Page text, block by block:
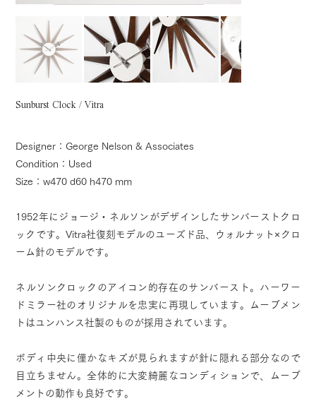
Sunburst Clock / Vitra
Designer：George Nelson & Associates
Condition：Used
Size：w470 d60 h470 mm
1952年にジョージ・ネルソンがデザインしたサンバーストクロ
ックです。Vitra社復刻モデルのユーズド品、ウォルナット×クロ
ーム針のモデルです。
ネルソンクロックのアイコン的存在のサンバースト。ハーワー
ドミラー社のオリジナルを忠実に再現しています。ムーブメン
トはユンハンス社製のものが採用されています。
ボディ中央に僅かなキズが見られますが針に隠れる部分なので
目立ちません。全体的に大変綺麗なコンディションで、ムーブ
メントの動作も良好です。